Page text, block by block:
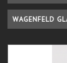
WAGENFELD